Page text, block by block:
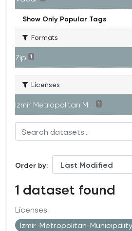
Show Only Popular Tags
Formats
Zip 1
Licenses
Izmir Metropolitan M... 1
Order by
1 dataset found
Licenses:
Izmir-Metropolitan-